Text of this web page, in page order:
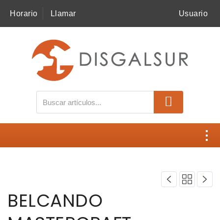
Horario Llamar Usuario
Catálogos
MI COMPRA
ALIMENTACIÓN
HIGIENE
NOVEDADES
BELCANDO